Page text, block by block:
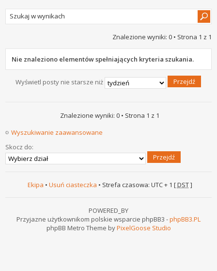
Znalezione wyniki: 0 • Strona 1 z 1
Nie znaleziono elementów spełniających kryteria szukania.
Wyświetl posty nie starsze niż
Znalezione wyniki: 0 • Strona 1 z 1
Wyszukiwanie zaawansowane
Skocz do:
Ekipa • Usuń ciasteczka • Strefa czasowa: UTC + 1 [DST]
POWERED_BY
Przyjazne użytkownikom polskie wsparcie phpBB3 -phpBB3.PL
phpBB Metro Theme byPixelGoose Studio